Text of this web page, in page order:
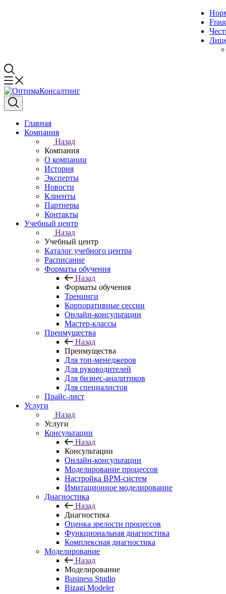
Главная
Компания
Назад
Компания
О компании
История
Эксперты
Новости
Клиенты
Партнеры
Контакты
Учебный центр
Назад
Учебный центр
Каталог учебного центра
Расписание
Форматы обучения
Назад
Форматы обучения
Тренинги
Корпоративные сессии
Онлайн-консультации
Мастер-классы
Преимущества
Назад
Преимущества
Для топ-менеджеров
Для руководителей
Для бизнес-аналитиков
Для специалистов
Прайс-лист
Услуги
Назад
Услуги
Консультации
Назад
Консультации
Онлайн-консультации
Моделирование процессов
Настройка BPM-систем
Имитационное моделирование
Диагностика
Назад
Диагностика
Оценка зрелости процессов
Функциональная диагностика
Комплексная диагностика
Моделирование
Назад
Моделирование
Business Studio
Bizagi Modeler